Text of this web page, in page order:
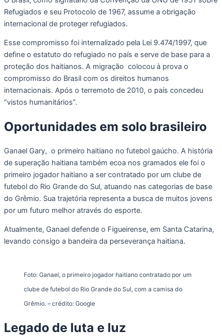
Refugiados e seu Protocolo de 1967, assume a obrigação
internacional de proteger refugiados.
Esse compromisso foi internalizado pela Lei 9.474/1997, que
define o estatuto do refugiado no país e serve de base para a
proteção dos haitianos. A migração colocou à prova o
compromisso do Brasil com os direitos humanos
internacionais. Após o terremoto de 2010, o país concedeu
“vistos humanitários”.
Oportunidades em solo brasileiro
Ganael Gary, o primeiro haitiano no futebol gaúcho. A história
de superação haitiana também ecoa nos gramados ele foi o
primeiro jogador haitiano a ser contratado por um clube de
futebol do Rio Grande do Sul, atuando nas categorias de base
do Grêmio. Sua trajetória representa a busca de muitos jovens
por um futuro melhor através do esporte.
Atualmente, Ganael defende o Figueirense, em Santa Catarina,
levando consigo a bandeira da perseverança haitiana.
Foto: Ganael, o primeiro jogador haitiano contratado por um
clube de futebol do Rio Grande do Sul, com a camisa do
Grêmio. – crédito: Google
Legado de luta e luz